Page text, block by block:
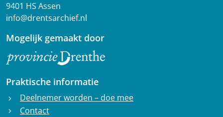
9401 HS Assen
info@drentsarchief.nl
Mogelijk gemaakt door
Praktische informatie
chevron_right Deelnemer worden – doe mee
chevron_right Contact